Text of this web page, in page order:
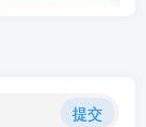
提交